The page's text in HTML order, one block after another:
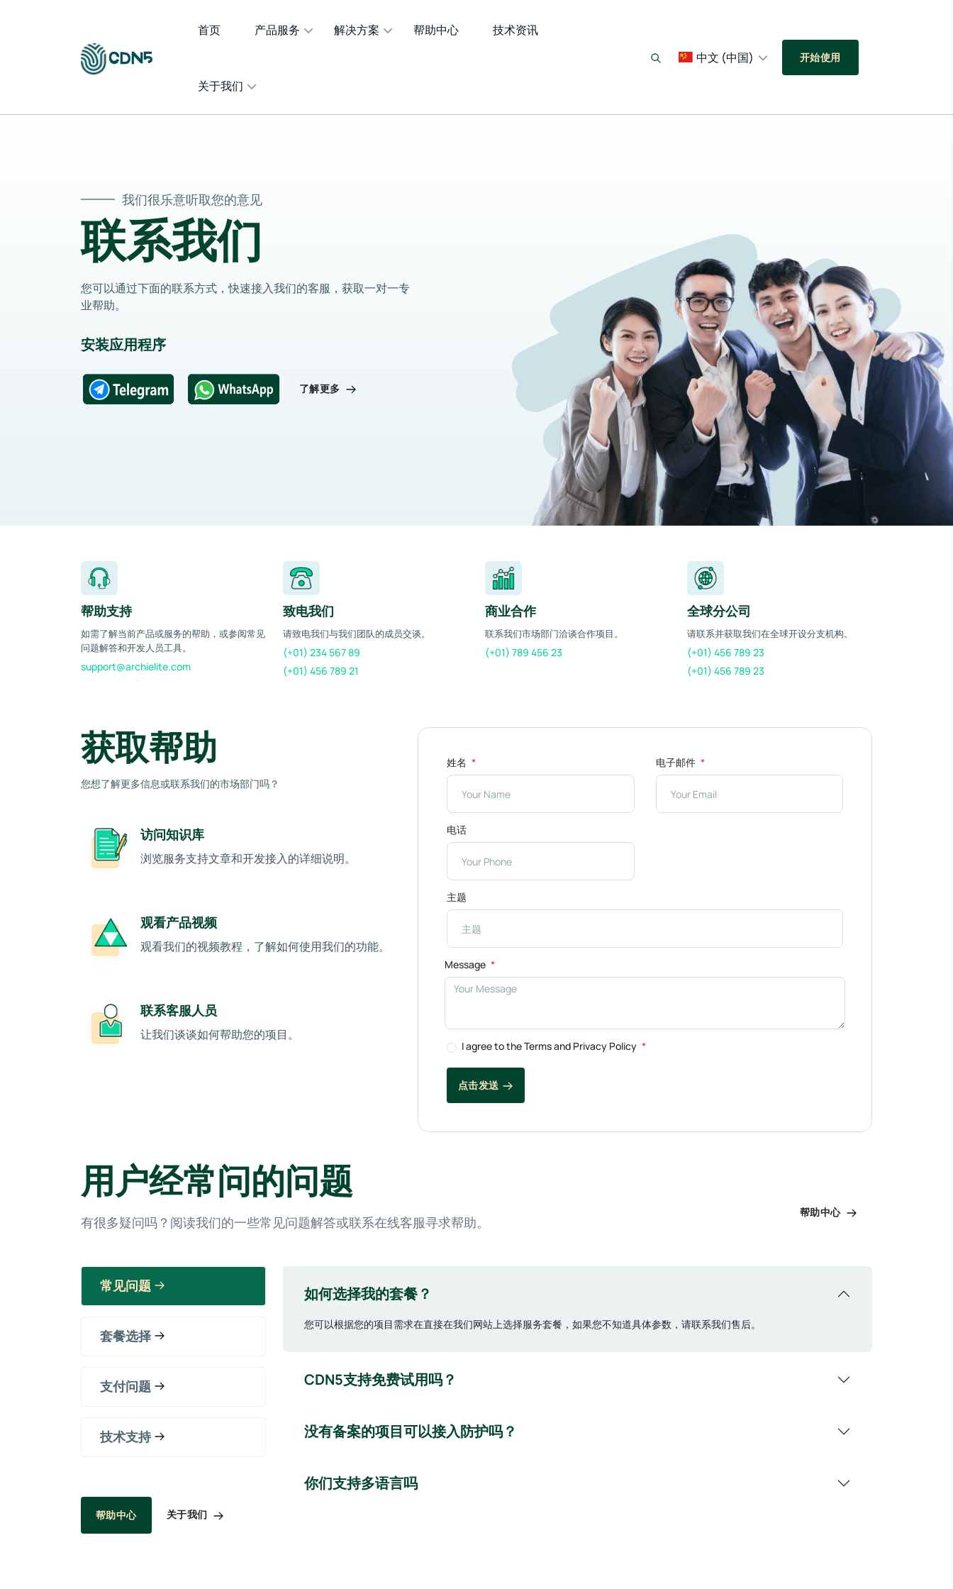
首页 产品服务 解决方案 帮助中心 技术资讯
关于我们
中文 (中国) 开始使用
我们很乐意听取您的意见
联系我们
您可以通过下面的联系方式，快速接入我们的客服，获取一对一专
业帮助。
安装应用程序
了解更多
帮助支持
如需了解当前产品或服务的帮助，或参阅常见
问题解答和开发人员工具。
support@archielite.com
致电我们
请致电我们与我们团队的成员交谈。
(+01) 234 567 89
(+01) 456 789 21
商业合作
联系我们市场部门洽谈合作项目。
(+01) 789 456 23
全球分公司
请联系并获取我们在全球开设分支机构。
(+01) 456 789 23
(+01) 456 789 23
获取帮助
您想了解更多信息或联系我们的市场部门吗？
访问知识库
浏览服务支持文章和开发接入的详细说明。
观看产品视频
观看我们的视频教程，了解如何使用我们的功能。
联系客服人员
让我们谈谈如何帮助您的项目。
姓名 电子邮件
电话
主题
Message
I agree to the Terms and Privacy Policy
点击发送
用户经常问的问题
有很多疑问吗？阅读我们的一些常见问题解答或联系在线客服寻求帮助。
帮助中心
常见问题
套餐选择
支付问题
技术支持
帮助中心 关于我们
如何选择我的套餐？
您可以根据您的项目需求在直接在我们网站上选择服务套餐，如果您不知道具体参数，请联系我们售后。
CDN5支持免费试用吗？
没有备案的项目可以接入防护吗？
你们支持多语言吗